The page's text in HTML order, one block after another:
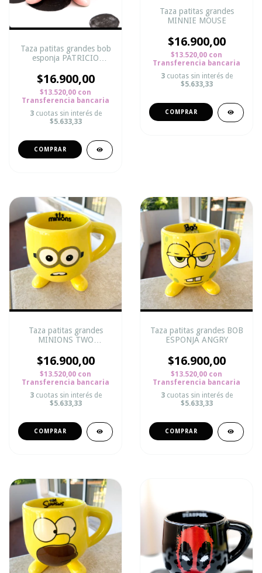
Taza patitas grandes bob
esponja PATRICIO
$16.900,00
$13.520,00 con
Transferencia bancaria
3 cuotas sin interés de
$5.633,33
Taza patitas grandes
MINNIE MOUSE
$16.900,00
$13.520,00 con
Transferencia bancaria
3 cuotas sin interés de
$5.633,33
Taza patitas grandes
MINIONS TWO
$16.900,00
$13.520,00 con
Transferencia bancaria
3 cuotas sin interés de
$5.633,33
Taza patitas grandes BOB
ESPONJA ANGRY
$16.900,00
$13.520,00 con
Transferencia bancaria
3 cuotas sin interés de
$5.633,33